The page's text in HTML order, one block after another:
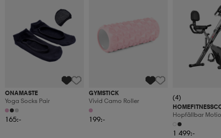
ONAMASTE
Yoga Socks Pair
165:-
GYMSTICK
Vivid Camo Roller
199:-
(4)
Hopfällbar
Med
Skärm
1 499:-